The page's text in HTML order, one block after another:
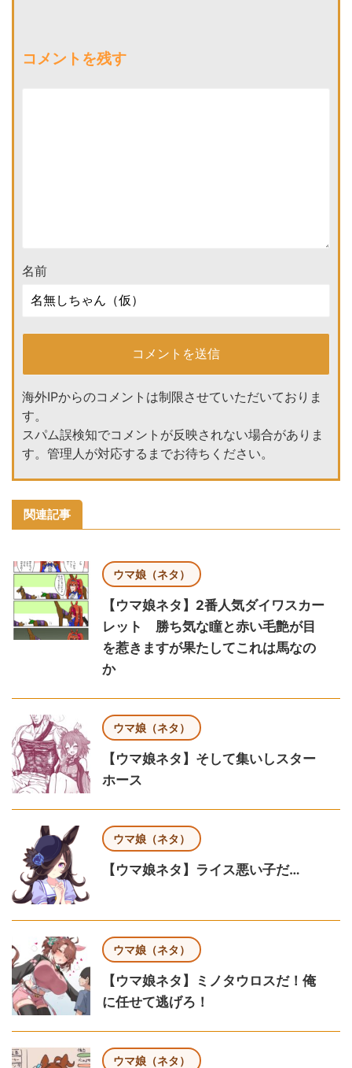
コメントを残す
名前
海外IPからのコメントは制限させていただいておりま
す。
スパム誤検知でコメントが反映されない場合がありま
す。管理人が対応するまでお待ちください。
関連記事
ウマ娘（ネタ）
【ウマ娘ネタ】2番人気ダイワスカー
レット 勝ち気な瞳と赤い毛艶が目
を惹きますが果たしてこれは馬なの
か
ウマ娘（ネタ）
【ウマ娘ネタ】そして集いしスター
ホース
ウマ娘（ネタ）
【ウマ娘ネタ】ライス悪い子だ…
ウマ娘（ネタ）
【ウマ娘ネタ】ミノタウロスだ！俺
に任せて逃げろ！
ウマ娘（ネタ）